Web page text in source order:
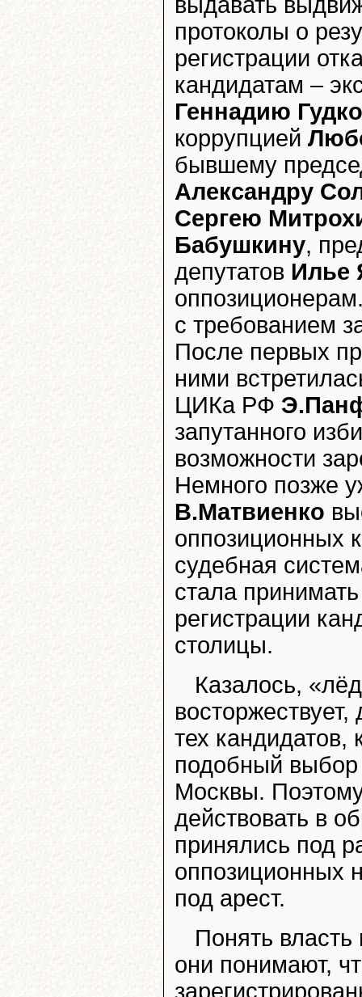
протоколы о
регистрации
кандидатам –
Геннадию
коррупцией
бывшему
Александру
Сергею
Бабушкину,
депутатов Илье
с требованием
После первых
ними
ЦИКа РФ
запутанного
возможности
Немного позже
В.Матвиенко
оппозиционных
судебная
стала
регистрации
столицы.
Казалось,
тех
подобный выбор
Москвы.
действовать в
принялись под
оппозиционных
под арест.
Понять
они понимают,